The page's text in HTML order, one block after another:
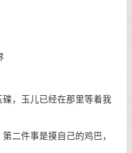
，玉儿已经在那里等着我
件事是摸自己的鸡巴，